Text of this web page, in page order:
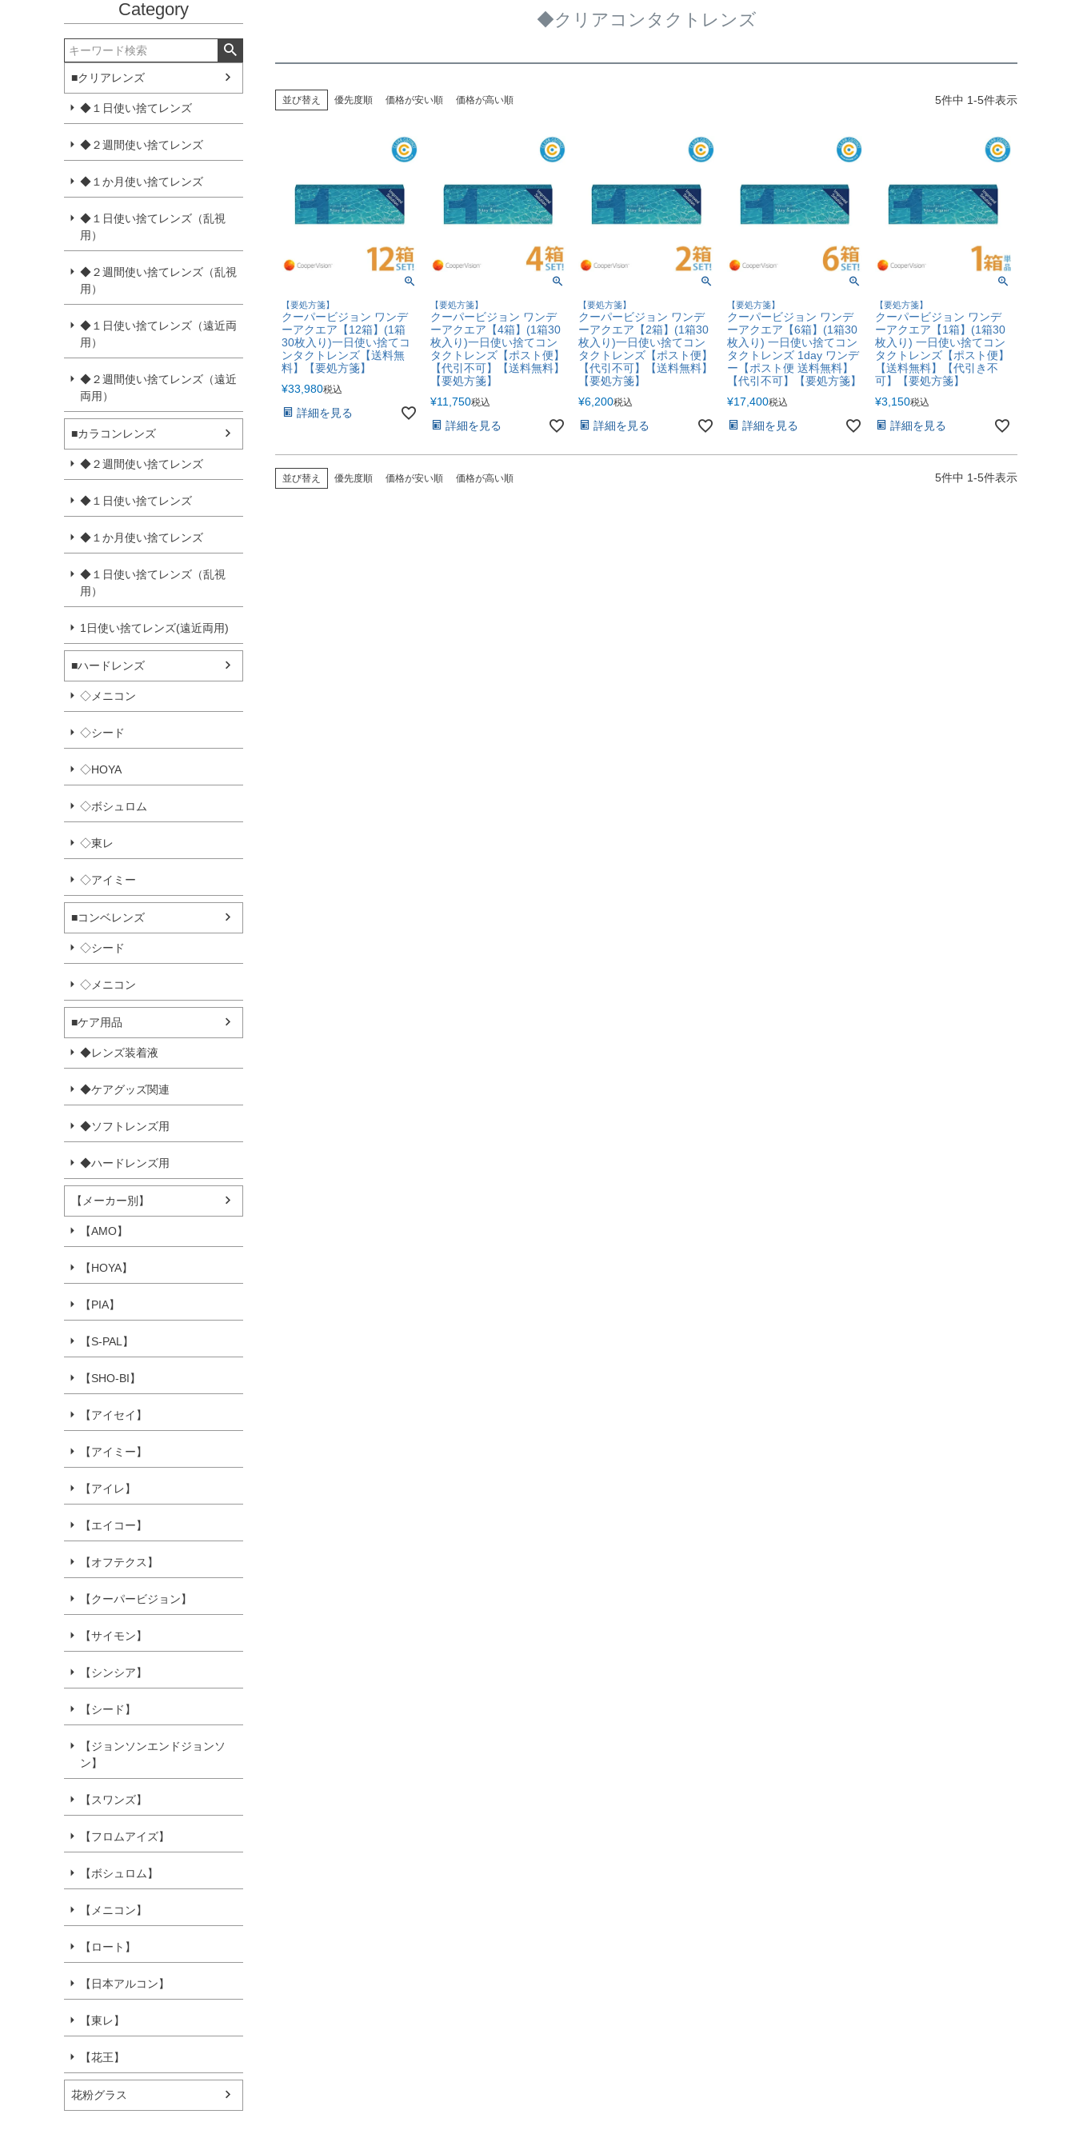
Category
■クリアレンズ
◆１日使い捨てレンズ
◆２週間使い捨てレンズ
◆１か月使い捨てレンズ
◆１日使い捨てレンズ（乱視
用）
◆２週間使い捨てレンズ（乱視
用）
◆１日使い捨てレンズ（遠近両
用）
◆２週間使い捨てレンズ（遠近
両用）
■カラコンレンズ
◆２週間使い捨てレンズ
◆１日使い捨てレンズ
◆１か月使い捨てレンズ
◆１日使い捨てレンズ（乱視
用）
1日使い捨てレンズ(遠近両用)
■ハードレンズ
◇メニコン
◇シード
◇HOYA
◇ボシュロム
◇東レ
◇アイミー
■コンベレンズ
◇シード
◇メニコン
■ケア用品
◆レンズ装着液
◆ケアグッズ関連
◆ソフトレンズ用
◆ハードレンズ用
【メーカー別】
【AMO】
【HOYA】
【PIA】
【S-PAL】
【SHO-BI】
【アイセイ】
【アイミー】
【アイレ】
【エイコー】
【オフテクス】
【クーパービジョン】
【サイモン】
【シンシア】
【シード】
【ジョンソンエンドジョンソ
ン】
【スワンズ】
【フロムアイズ】
【ボシュロム】
【メニコン】
【ロート】
【日本アルコン】
【東レ】
【花王】
花粉グラス
◆クリアコンタクトレンズ
並び替え 優先度順 価格が安い順 価格が高い順 5件中 1-5件表示
【要処方箋】
クーパービジョン ワンデ
ーアクエア【12箱】(1箱
30枚入り)一日使い捨てコ
ンタクトレンズ【送料無
料】【要処方箋】
¥33,980税込
詳細を見る
【要処方箋】
クーパービジョン ワンデ
ーアクエア【4箱】(1箱30
枚入り)一日使い捨てコン
タクトレンズ【ポスト便】
【代引不可】【送料無料】
【要処方箋】
¥11,750税込
詳細を見る
【要処方箋】
クーパービジョン ワンデ
ーアクエア【2箱】(1箱30
枚入り)一日使い捨てコン
タクトレンズ【ポスト便】
【代引不可】【送料無料】
【要処方箋】
¥6,200税込
詳細を見る
【要処方箋】
クーパービジョン ワンデ
ーアクエア【6箱】(1箱30
枚入り) 一日使い捨てコン
タクトレンズ 1day ワンデ
ー【ポスト便 送料無料】
【代引不可】【要処方箋】
¥17,400税込
詳細を見る
【要処方箋】
クーパービジョン ワンデ
ーアクエア【1箱】(1箱30
枚入り) 一日使い捨てコン
タクトレンズ【ポスト便】
【送料無料】【代引き不
可】【要処方箋】
¥3,150税込
詳細を見る
並び替え 優先度順 価格が安い順 価格が高い順 5件中 1-5件表示